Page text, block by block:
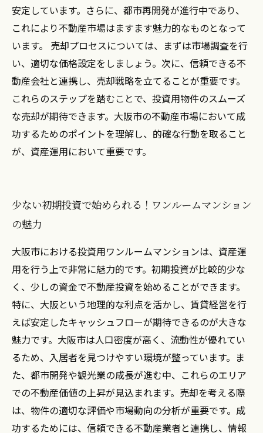
安定しています。さらに、都市再開発が進行中であり、
これにより不動産市場はますます魅力的なものとなって
います。 売却プロセスについては、まずは市場調査を行
い、適切な価格設定をしましょう。次に、信頼できる不
動産会社と連携し、売却戦略を立てることが重要です。
これらのステップを踏むことで、投資用物件のスムーズ
な売却が期待できます。大阪市の不動産市場において成
功するためのポイントを理解し、的確な行動を取ること
が、資産運用において重要です。
少ない初期投資で始められる！ワンルームマンション
の魅力
大阪市における投資用ワンルームマンションは、資産運
用を行う上で非常に魅力的です。初期投資が比較的少な
く、少しの資金で不動産投資を始めることができます。
特に、大阪という地理的な利点を活かし、賃貸経営を行
えば安定したキャッシュフローが期待できるのが大きな
魅力です。大阪市は人口密度が高く、流動性が優れてい
るため、入居者を見つけやすい環境が整っています。ま
た、都市開発や観光業の成長が進む中、これらのエリア
での不動産価値の上昇が見込まれます。売却を考える際
は、物件の適切な評価や市場動向の分析が重要です。成
功するためには、信頼できる不動産業者と連携し、情報